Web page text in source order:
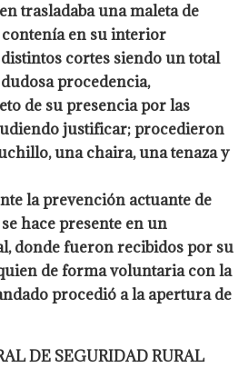
trasladaba una maleta de
en suinterior
cortes siendo un total
procedencia,
de su presencia por las
justificar; procedieron
una chaira, una tenaza y
la prevención actuante de
hace presente en un
donde fueron recibidos por su
deforma voluntaria con la
procedió a la apertura de
DE SEGURIDAD RURAL